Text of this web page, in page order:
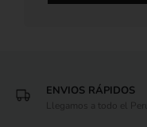
ENVIOS RÁPIDOS
Llegamos a todo el Perú.